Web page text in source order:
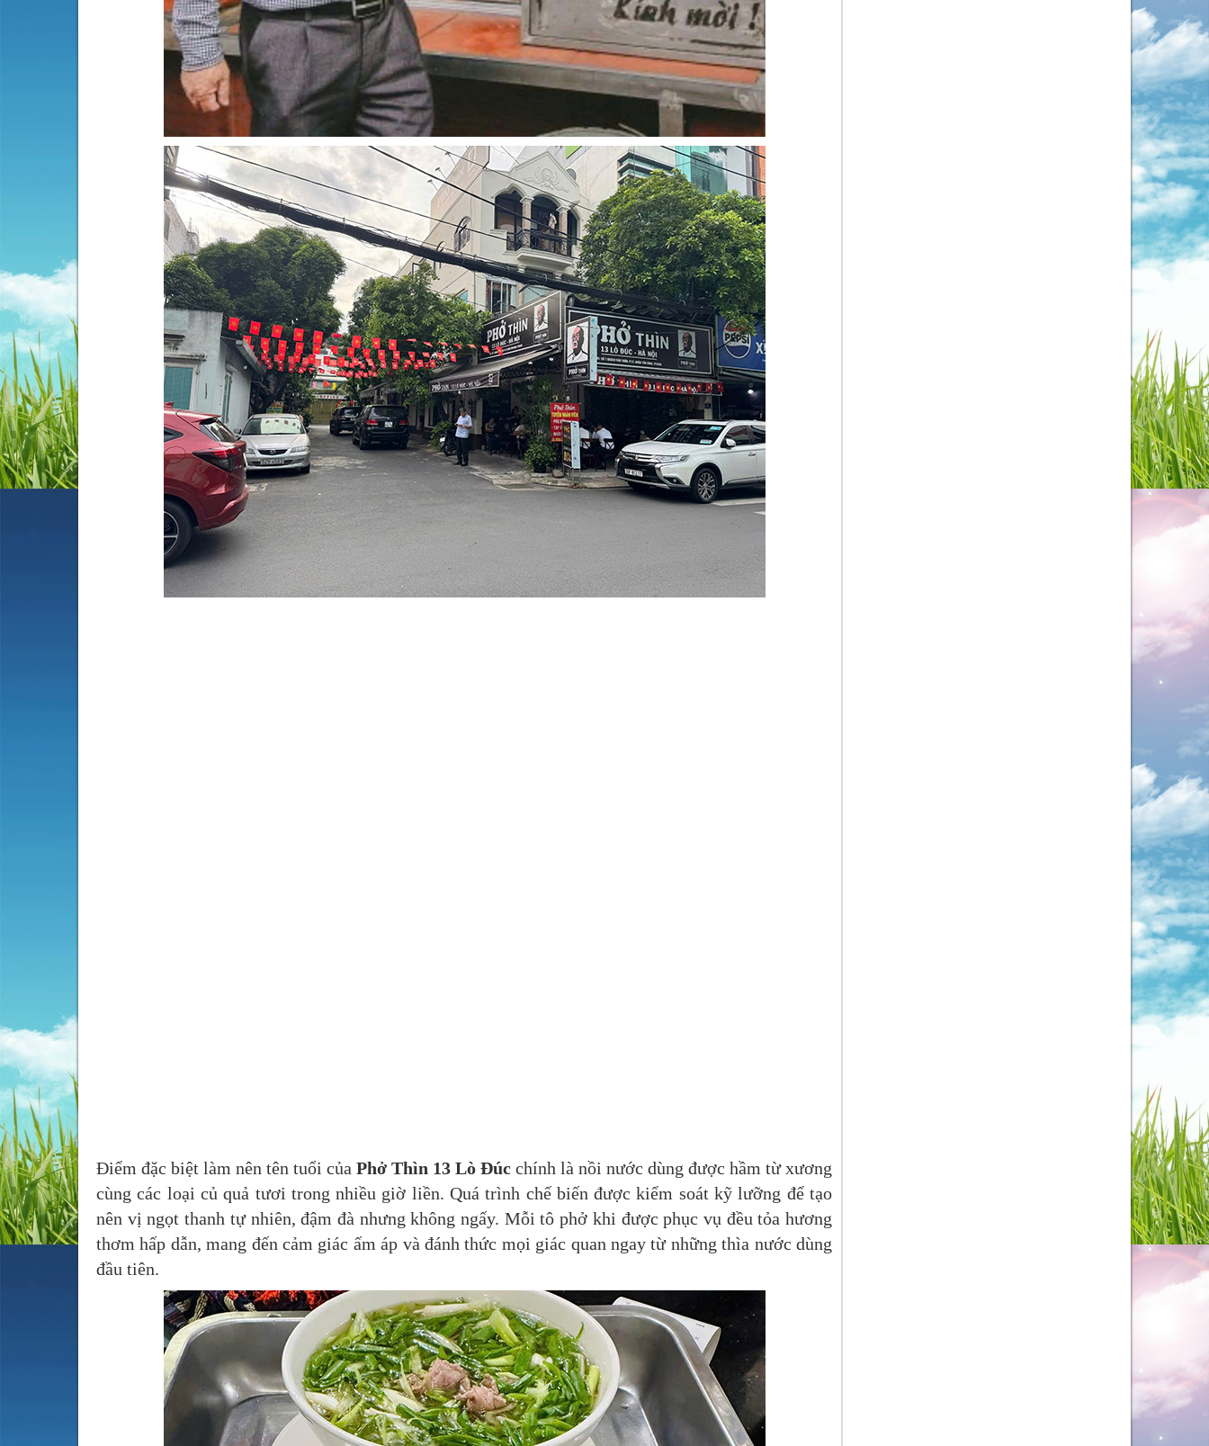
Điểm đặc biệt làm nên tên tuổi của Phở Thìn 13 Lò Đúc chính là nồi nước dùng được hầm từ xương
cùng các loại củ quả tươi trong nhiều giờ liền. Quá trình chế biến được kiểm soát kỹ lưỡng để tạo
nên vị ngọt thanh tự nhiên, đậm đà nhưng không ngấy. Mỗi tô phở khi được phục vụ đều tỏa hương
thơm hấp dẫn, mang đến cảm giác ấm áp và đánh thức mọi giác quan ngay từ những thìa nước dùng
đầu tiên.